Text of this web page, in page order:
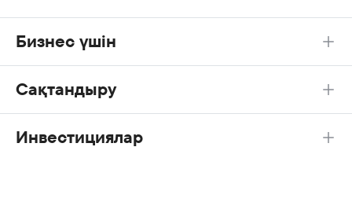
Бизнес үшін
Сақтандыру
Инвестициялар